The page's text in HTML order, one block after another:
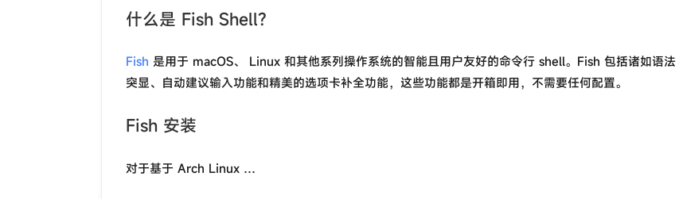
什么是 Fish Shell?
Fish 是用于 macOS、 Linux 和其他系列操作系统的智能且用户友好的命令行 shell。Fish 包括诸如语法
突显、自动建议输入功能和精美的选项卡补全功能，这些功能都是开箱即用，不需要任何配置。
Fish 安装
对于基于 Arch Linux …